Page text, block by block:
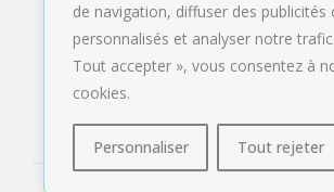
de navigation, diffuser des publicités
personnalisés et analyser notre
Tout accepter », vous consentez à
cookies.
Personnaliser Tout rejeter